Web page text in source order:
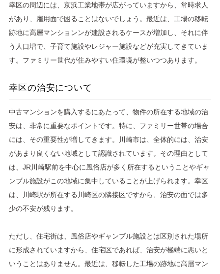
幸区の周辺には、京浜工業地帯が広がっていますから、常時求人
があり、雇用面で困ることはないでしょう。最近は、工場の移転
跡地に高層マンションンが建設されるケースが増加し、それに伴
う人口増で、子育て施設やレジャー施設などが充実してきていま
す。ファミリー世代が住みやすい住環境が整いつつあります。
幸区の治安について
中古マンションを購入するにあたって、物件の所在する地域の治
安は、非常に重要なポイントです。特に、ファミリー世帯の場合
には、その重要性が増してきます。川崎市は、全体的には、治安
があまり良くない地域として認識されています。その理由として
は、JR川崎駅前を中心に風俗店が多く所在するということやギャ
ンブル施設がこの地域に集中していることが上げられます。幸区
は、川崎駅が所在する川崎区の隣接区ですから、治安の面では多
少の不安が残ります。
ただし、住宅街は、風俗店やギャンブル施設とは区別された場所
に形成されていますから、住宅区であれば、治安が極端に悪いと
いうことはありません。最近は、移転した工場の跡地に高層マン